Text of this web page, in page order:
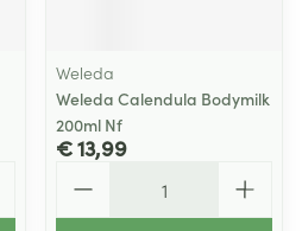
Weleda
Weleda Calendula Bodymilk
200ml Nf
€ 13,99